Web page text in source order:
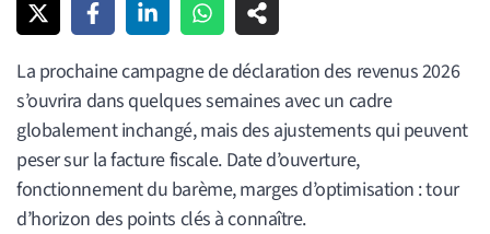
La prochaine campagne de déclaration des revenus 2026
s’ouvrira dans quelques semaines avec un cadre
globalement inchangé, mais des ajustements qui peuvent
peser sur la facture fiscale. Date d’ouverture,
fonctionnement du barème, marges d’optimisation : tour
d’horizon des points clés à connaître.